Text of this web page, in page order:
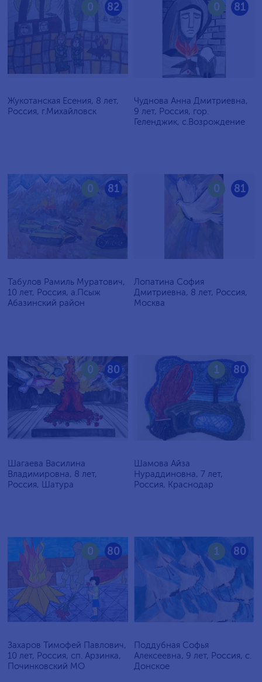
82
0
Жукотанская Есения, 8 лет,
Россия, г.Михайловск
81
0
Чуднова Анна Дмитриевна,
9 лет, Россия, гор.
Геленджик, с.Возрождение
81
0
Табулов Рамиль Муратович,
10 лет, Россия, а.Псыж
Абазинский район
81
0
Лопатина София
Дмитриевна, 8 лет, Россия,
Москва
80
0
Шагаева Василина
Владимировна, 8 лет,
Россия, Шатура
80
1
Шамова Айза
Нураддиновна, 7 лет,
Россия, Краснодар
80
0
Захаров Тимофей Павлович,
10 лет, Россия, сп. Арзинка,
Починковский МО
80
1
Поддубная Софья
Алексеевна, 9 лет, Россия, c.
Донское